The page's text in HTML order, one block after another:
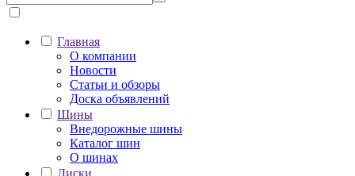
Главная
О компании
Новости
Статьи и обзоры
Доска объявлений
Шины
Внедорожные шины
Каталог шин
О шинах
Диски